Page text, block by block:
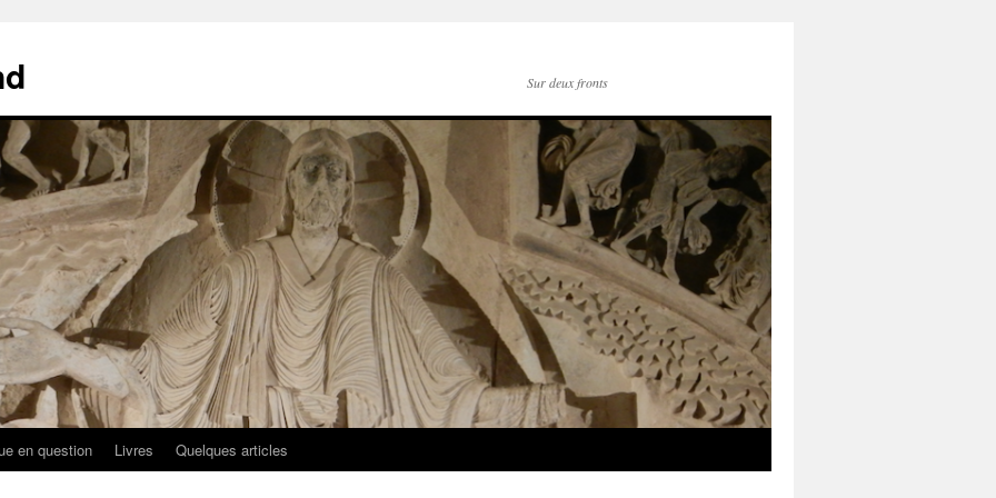
Sur deux fronts
en question Livres Quelques articles